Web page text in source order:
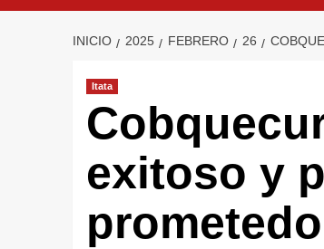
INICIO 2025 FEBRERO 26
Itata
exitoso y